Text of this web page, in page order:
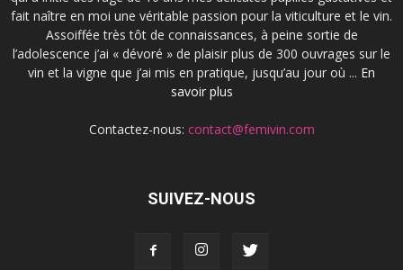
fait naître en moi une véritable passion pour la viticulture et le vin.
Assoiffée très tôt de connaissances, à peine sortie de
l’adolescence j’ai « dévoré » de plaisir plus de 300 ouvrages sur le
vin et la vigne que j’ai mis en pratique, jusqu’au jour où ... En
savoir plus
Contactez-nous: contact@femivin.com
SUIVEZ-NOUS